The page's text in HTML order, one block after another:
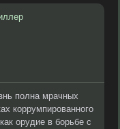
полна мрачных
коррумпированного
орудие в борьбе с